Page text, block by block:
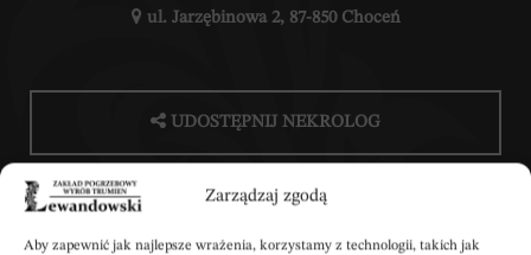
Zarządzaj zgodą
Aby zapewnić jak najlepsze wrażenia, korzystamy z technologii, takich jak
ul. Jarzębinowa 2, 87-850 Choceń
UDOSTĘPNIJ NEKROLOG
POBIERZ POWIADOMIENIE SMS